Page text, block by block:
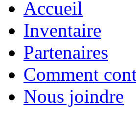
Accueil
Inventaire
Partenaires
Comment
Nous joindre